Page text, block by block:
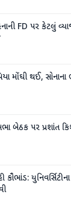
FD પર કેટલું
મોંઘી થઈ,
બેઠક પર પ્રશાંત
કૌભાંડ: